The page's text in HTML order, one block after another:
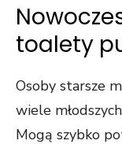
toalety
Osoby starsze
wiele
Mogą szybko